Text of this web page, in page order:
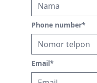
Phone number*
Email*